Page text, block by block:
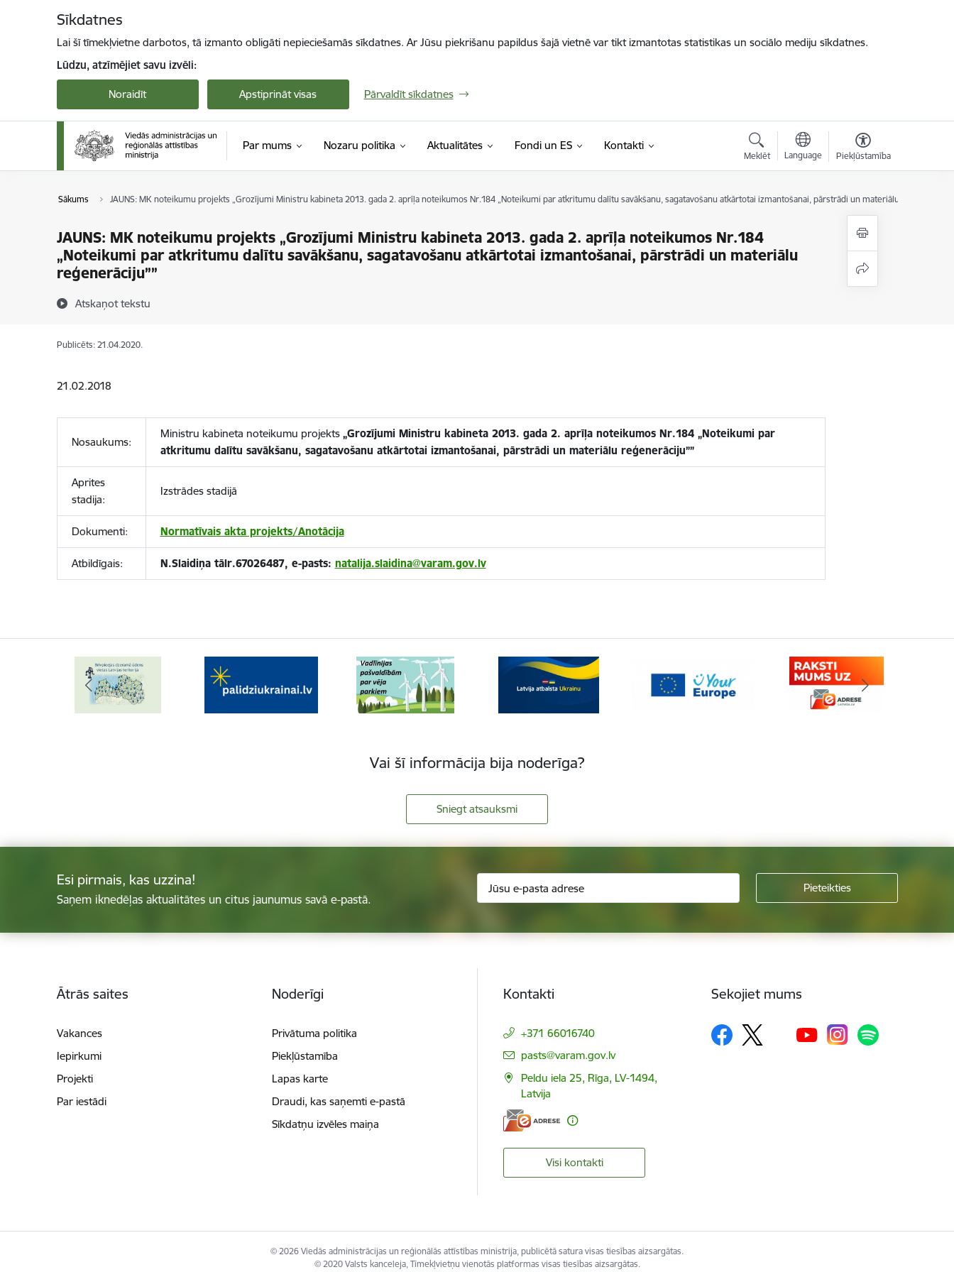
Sīkdatnes
Lai šī tīmekļvietne darbotos, tā izmanto obligāti nepieciešamās sīkdatnes. Ar Jūsu piekrišanu papildus šajā vietnē var tikt izmantotas statistikas un sociālo mediju sīkdatnes.
Lūdzu, atzīmējiet savu izvēli:
Noraidīt Apstiprināt visas Pārvaldīt sīkdatnes
Par mums Nozaru politika Aktualitātes Fondi un ES Kontakti
Meklēt Language Piekļūstamība
Sākums JAUNS: MK noteikumu projekts „Grozījumi Ministru kabineta 2013. gada 2. aprīļa noteikumos Nr.184 „Noteikumi par atkritumu dalītu savākšanu, sagatavošanu atkārtotai izmantošanai, pārstrādi un materiālu
JAUNS: MK noteikumu projekts „Grozījumi Ministru kabineta 2013. gada 2. aprīļa noteikumos Nr.184
„Noteikumi par atkritumu dalītu savākšanu, sagatavošanu atkārtotai izmantošanai, pārstrādi un materiālu
reģenerāciju””
Atskaņot tekstu
Publicēts: 21.04.2020.
21.02.2018
Nosaukums:
Ministru kabineta noteikumu projekts „Grozījumi Ministru kabineta 2013. gada 2. aprīļa noteikumos Nr.184 „Noteikumi par
atkritumu dalītu savākšanu, sagatavošanu atkārtotai izmantošanai, pārstrādi un materiālu reģenerāciju””
Aprites
stadija:
Izstrādes stadijā
Dokumenti: Normatīvais akta projekts/Anotācija
Atbildīgais: N.Slaidiņa tālr.67026487, e-pasts: natalija.slaidina@varam.gov.lv
Vai šī informācija bija noderīga?
Sniegt atsauksmi
Esi pirmais, kas uzzina!
Saņem iknedēļas aktualitātes un citus jaunumus savā e-pastā.
Ātrās saites
Vakances
Iepirkumi
Projekti
Par iestādi
Noderīgi
Privātuma politika
Piekļūstamība
Lapas karte
Draudi, kas saņemti e-pastā
Sīkdatņu izvēles maiņa
Kontakti
+371 66016740
E-pasts:
pasts@varam.gov.lv
Peldu iela 25, Rīga, LV-1494,
Latvija
Visi kontakti
Sekojiet mums
© 2026 Viedās administrācijas un reģionālās attīstības ministrija, publicētā satura visas tiesības aizsargātas.
© 2020 Valsts kanceleja, Tīmekļvietņu vienotās platformas visas tiesības aizsargātas.